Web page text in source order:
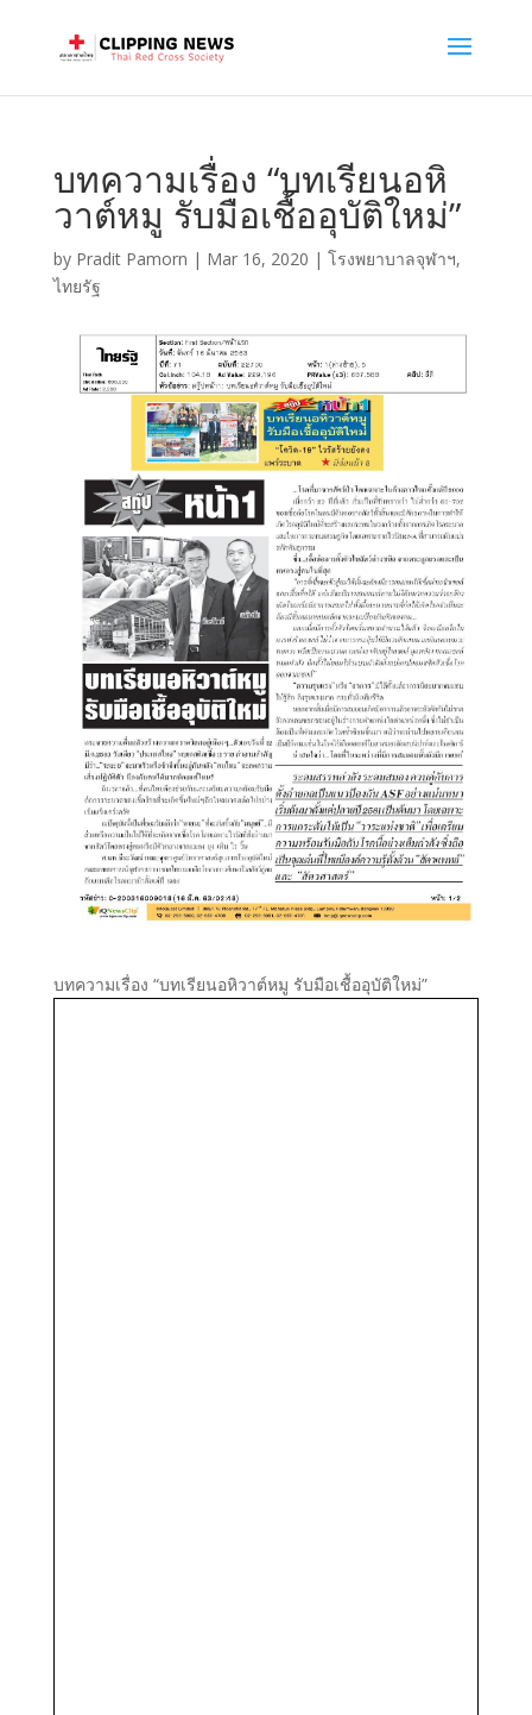
บทความเรื่อง “บทเรียนอหิ
วาต์หมู รับมือเชื้ออุบัติใหม่”
by Pradit Pamorn | Mar 16, 2020 | โรงพยาบาลจุฬาฯ,
ไทยรัฐ
บทความเรื่อง “บทเรียนอหิวาต์หมู รับมือเชื้ออุบัติใหม่”